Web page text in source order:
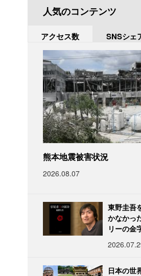
人気のコンテンツ
アクセス数 SNSシェ
熊本地震被害状況
2026.08.07
東野圭吾
かなかっ
リーの金
日本の世